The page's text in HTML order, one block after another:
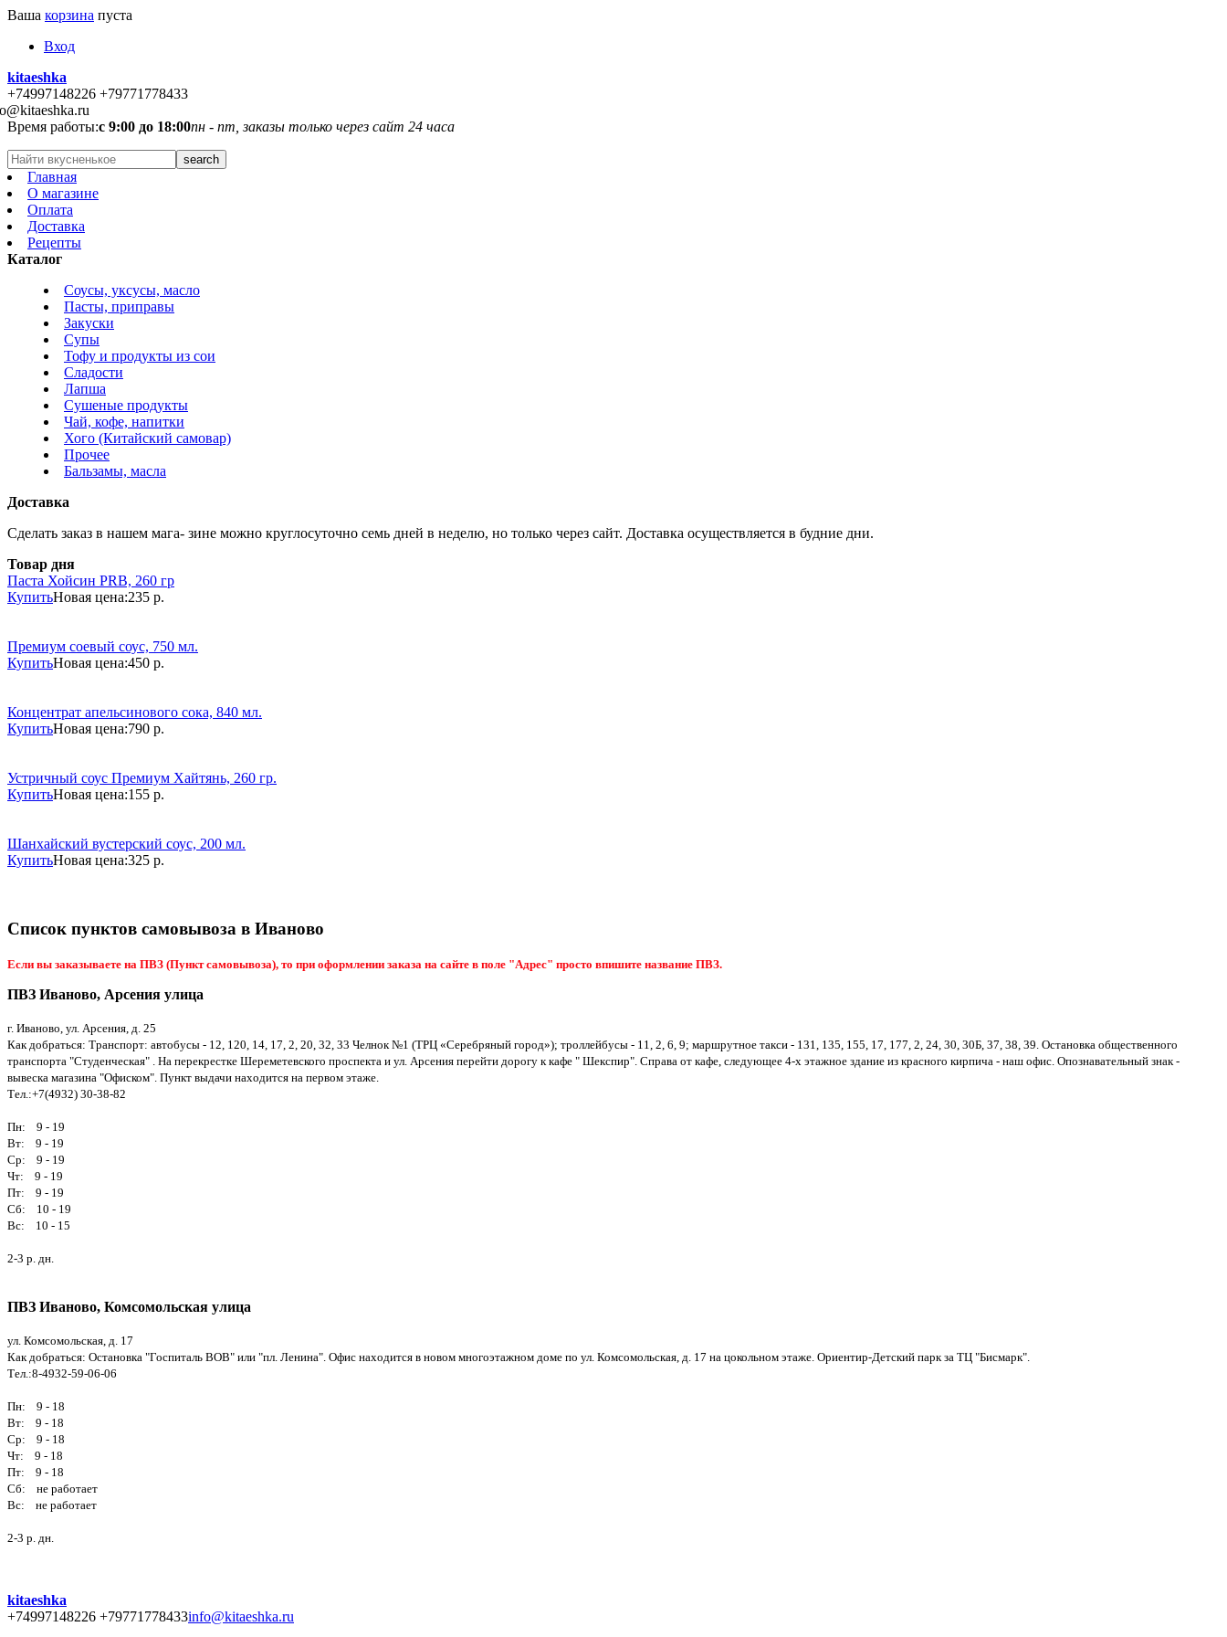
Ваша корзина пуста
Вход
kitaeshka
+74997148226 +79771778433
Время работы:с 9:00 до 18:00пн - пт, заказы только через сайт 24 часа
Главная
О магазине
Оплата
Доставка
Рецепты
Каталог
Соусы, уксусы, масло
Пасты, приправы
Закуски
Супы
Тофу и продукты из сои
Сладости
Лапша
Сушеные продукты
Чай, кофе, напитки
Хого (Китайский самовар)
Прочее
Бальзамы, масла
Доставка
Сделать заказ в нашем мага- зине можно круглосуточно семь дней в неделю, но только через сайт. Доставка осуществляется в будние дни.
Товар дня
Паста Хойсин PRB, 260 гр
КупитьНовая цена:235 р.
Премиум соевый соус, 750 мл.
КупитьНовая цена:450 р.
Концентрат апельсинового сока, 840 мл.
КупитьНовая цена:790 р.
Устричный соус Премиум Хайтянь, 260 гр.
КупитьНовая цена:155 р.
Шанхайский вустерский соус, 200 мл.
КупитьНовая цена:325 р.
Список пунктов самовывоза в Иваново
Если вы заказываете на ПВЗ (Пункт самовывоза), то при оформлении заказа на сайте в поле "Адрес" просто впишите название ПВЗ.
ПВЗ Иваново, Арсения улица
г. Иваново, ул. Арсения, д. 25
Как добраться: Транспорт: автобусы - 12, 120, 14, 17, 2, 20, 32, 33 Челнок №1 (ТРЦ «Серебряный город»); троллейбусы - 11, 2, 6, 9; маршрутное такси - 131, 135, 155, 17, 177, 2, 24, 30, 30Б, 37, 38, 39. Остановка общественного
транспорта "Студенческая" . На перекрестке Шереметевского проспекта и ул. Арсения перейти дорогу к кафе " Шекспир". Справа от кафе, следующее 4-х этажное здание из красного кирпича - наш офис. Опознавательный знак -
вывеска магазина "Офиском". Пункт выдачи находится на первом этаже.
Тел.:+7(4932) 30-38-82
Пн: 9 - 19
Вт: 9 - 19
Ср: 9 - 19
Чт: 9 - 19
Пт: 9 - 19
Сб: 10 - 19
Вс: 10 - 15
2-3 р. дн.
ПВЗ Иваново, Комсомольская улица
ул. Комсомольская, д. 17
Как добраться: Остановка "Госпиталь ВОВ" или "пл. Ленина". Офис находится в новом многоэтажном доме по ул. Комсомольская, д. 17 на цокольном этаже. Ориентир-Детский парк за ТЦ "Бисмарк".
Тел.:8-4932-59-06-06
Пн: 9 - 18
Вт: 9 - 18
Ср: 9 - 18
Чт: 9 - 18
Пт: 9 - 18
Сб: не работает
Вс: не работает
2-3 р. дн.
kitaeshka
+74997148226 +79771778433info@kitaeshka.ru